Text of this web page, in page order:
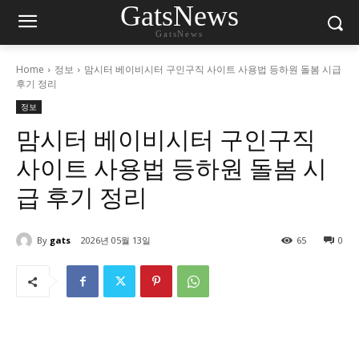
GatsNews
GatsNews
Home 정보
맘시터 베이비시터 구인구직 사이트 사용법 등하원 돌봄 시급
후기 정리
정보
맘시터 베이비시터 구인구직
사이트 사용법 등하원 돌봄 시
급 후기 정리
By gats 2026년 05월 13일 0
65